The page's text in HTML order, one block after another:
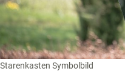
Starenkasten Symbolbild